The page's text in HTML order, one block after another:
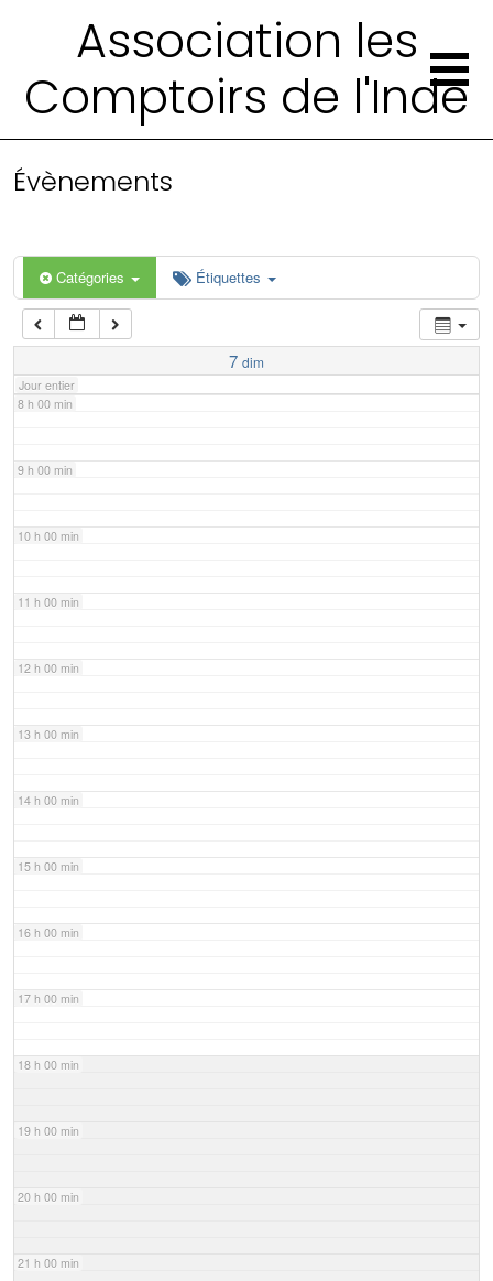
Association les
Comptoirs de l'Inde
Évènements
Catégories Étiquettes
7 dim
Jour entier
4 h 00 min
6 h 00 min
7 h 00 min
8 h 00 min
9 h 00 min
10 h 00 min
11 h 00 min
12 h 00 min
13 h 00 min
14 h 00 min
15 h 00 min
16 h 00 min
17 h 00 min
18 h 00 min
19 h 00 min
20 h 00 min
21 h 00 min